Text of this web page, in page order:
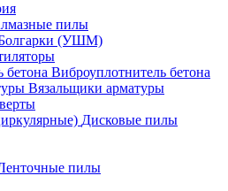
пилы
(УШМ)
Виброуплотнитель бетона
Вязальщики арматуры
Дисковые пилы
пилы